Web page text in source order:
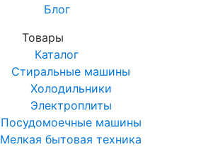
Блог
Товары
Каталог
Стиральные машины
Холодильники
Электроплиты
Посудомоечные машины
Мелкая бытовая техника